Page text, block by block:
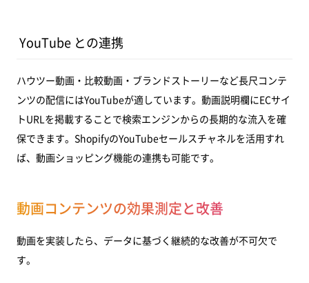
YouTube との連携
ハウツー動画・比較動画・ブランドストーリーなど長尺コンテ
ンツの配信にはYouTubeが適しています。動画説明欄にECサイ
トURLを掲載することで検索エンジンからの長期的な流入を確
保できます。ShopifyのYouTubeセールスチャネルを活用すれ
ば、動画ショッピング機能の連携も可能です。
動画コンテンツの効果測定と改善
動画を実装したら、データに基づく継続的な改善が不可欠で
す。